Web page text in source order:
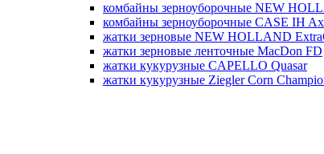
комбайны зерноуборочные NEW
комбайны зерноуборочные CASE IH
жатки зерновые NEW HOLLAND
жатки зерновые ленточные MacDon FD
жатки кукурузные CAPELLO Quasar
жатки кукурузные Ziegler Corn